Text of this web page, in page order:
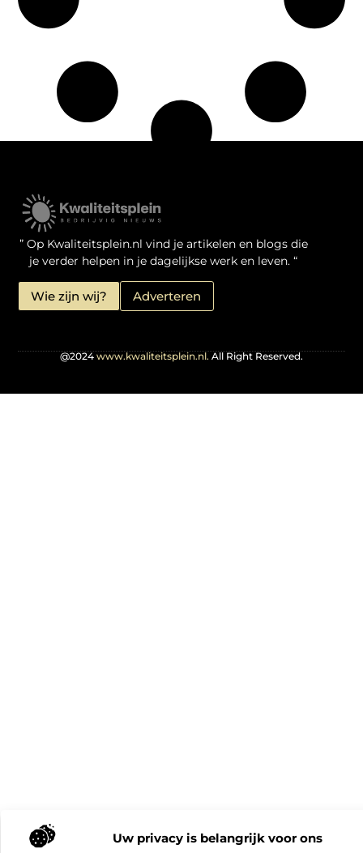
Uw privacy is belangrijk voor ons
” Op Kwaliteitsplein.nl vind je artikelen en blogs die
je verder helpen in je dagelijkse werk en leven. “
Wie zijn wij? Adverteren
@2024 www.kwaliteitsplein.nl. All Right Reserved.